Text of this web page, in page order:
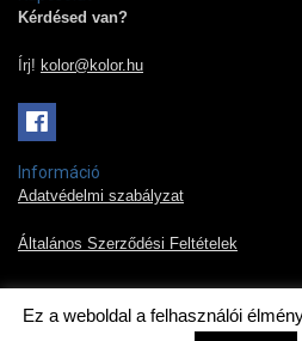
Kérdésed van?
Írj! kolor@kolor.hu
Információ
Adatvédelmi szabályzat
Általános Szerződési Feltételek
Ez a weboldal a felhasználói